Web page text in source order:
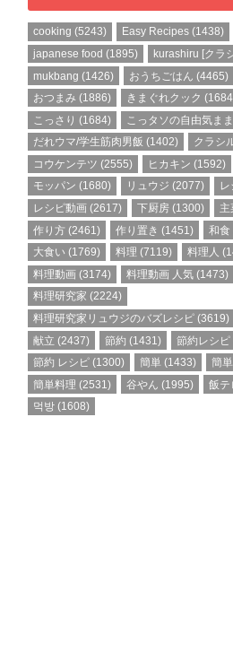
cooking (5243) Easy Recipes (1438)
japanese food (1895) kurashiru [クラ
mukbang (1426) おうちごはん (4465)
おつまみ (1886) きまぐれクック
こっさり (1684) こっタソの自由気ま
だれウマ/学生筋肉男飯 (1402) クラシ
コウケンテツ (2555) ヒカキン (1592)
モッパン (1680) リュウジ (2077)
レシピ動画 (2617) 下厨房 (1300) 主
作り方 (2461) 作り置き (1451) 和食
大食い (1769) 料理 (7119) 料理人
料理動画 (3174) 料理動画 人気 (1473)
料理研究家 (2224)
料理研究家リュウジのバズレシピ (3619)
献立 (2437) 節約 (1431) 節約レシピ
節約 レシピ (1300) 簡単 (1433) 簡
簡単料理 (2531) 谷やん (1995) 飯テ
먹방 (1608)